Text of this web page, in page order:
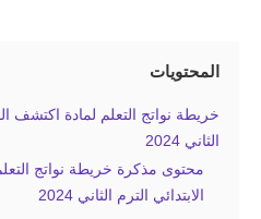
المحتويات
خريطة نواتج التعلم لمادة اكتشف
الثاني 2024
محتوى مذكرة خريطة نواتج
الابتدائي الترم الثاني 2024